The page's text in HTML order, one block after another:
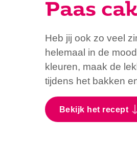
Paas
Heb jij ook zo veel
helemaal in de
kleuren, maak de
tijdens het bakken
Bekijk het recept